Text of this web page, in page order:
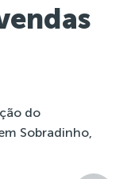
do
Sobradinho,